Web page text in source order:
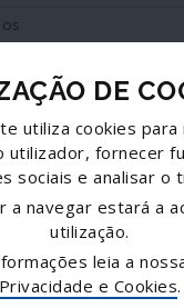
DE
utiliza cookies para
utilizador, fornecer
sociais e analisar o
a navegar estará a
utilização.
leia a
Privacidade e Cookies.